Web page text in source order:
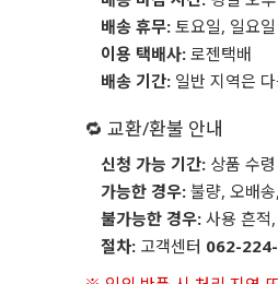
배송 휴무: 토요일, 일요
이용 택배사: 로젠택배
배송 기간: 일반 지역은
🔁 교환/환불 안내
신청 가능 기간: 상품 수
가능한 경우: 불량, 오배
불가능한 경우: 사용 흔적
절차: 고객센터 062-